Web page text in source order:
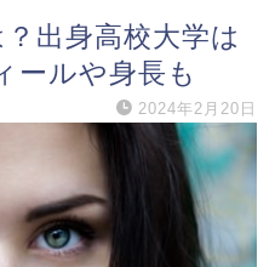
出身高校大学は
ールや身長も
2024年2月20日